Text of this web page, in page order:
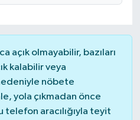
açık olmayabilir, bazıları
kalabilir veya
nöbete
yola çıkmadan önce
telefon aracılığıyla teyit